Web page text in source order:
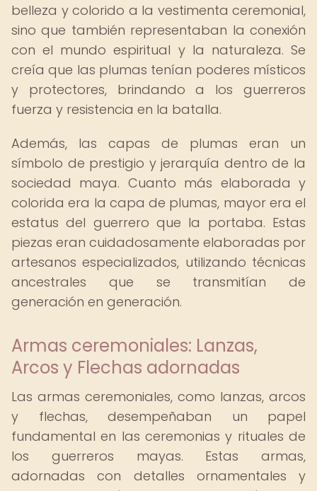
belleza y colorido a la vestimenta ceremonial,
sino que también representaban la conexión
con el mundo espiritual y la naturaleza. Se
creía que las plumas tenían poderes místicos
y protectores, brindando a los guerreros
fuerza y resistencia en la batalla.
Además, las capas de plumas eran un
símbolo de prestigio y jerarquía dentro de la
sociedad maya. Cuanto más elaborada y
colorida era la capa de plumas, mayor era el
estatus del guerrero que la portaba. Estas
piezas eran cuidadosamente elaboradas por
artesanos especializados, utilizando técnicas
ancestrales que se transmitían de
generación en generación.
Armas ceremoniales: Lanzas,
Arcos y Flechas adornadas
Las armas ceremoniales, como lanzas, arcos
y flechas, desempeñaban un papel
fundamental en las ceremonias y rituales de
los guerreros mayas. Estas armas,
adornadas con detalles ornamentales y